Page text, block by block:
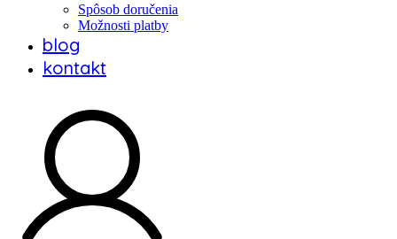
Spôsob doručenia
Možnosti platby
blog
kontakt